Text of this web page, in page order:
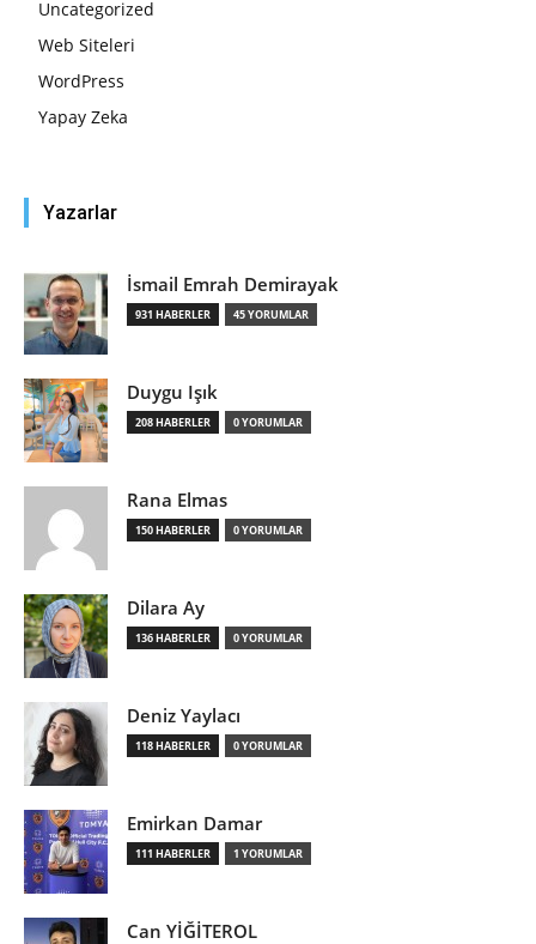
Uncategorized
Web Siteleri
WordPress
Yapay Zeka
Yazarlar
İsmail Emrah Demirayak
931 HABERLER 45 YORUMLAR
Duygu Işık
208 HABERLER 0 YORUMLAR
Rana Elmas
150 HABERLER 0 YORUMLAR
Dilara Ay
136 HABERLER 0 YORUMLAR
Deniz Yaylacı
118 HABERLER 0 YORUMLAR
Emirkan Damar
111 HABERLER 1 YORUMLAR
Can YİĞİTEROL